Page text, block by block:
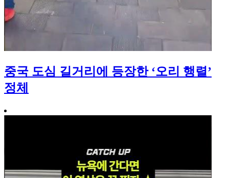
중국 도심 길거리에 등장한 ‘오리 행렬’
정체